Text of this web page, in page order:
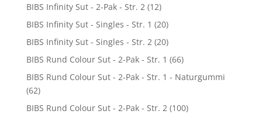
BIBS Infinity Sut - 2-Pak - Str. 2 (12)
BIBS Infinity Sut - Singles - Str. 1 (20)
BIBS Infinity Sut - Singles - Str. 2 (20)
BIBS Rund Colour Sut - 2-Pak - Str. 1 (66)
BIBS Rund Colour Sut - 2-Pak - Str. 1 - Naturgummi
(62)
BIBS Rund Colour Sut - 2-Pak - Str. 2 (100)